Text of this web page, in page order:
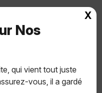
Nos
qui vient tout juste
vous, il a gardé
X